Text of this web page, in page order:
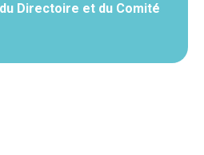
Directoire et du Comité